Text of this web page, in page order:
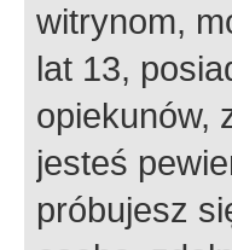
witrynom,
lat 13,
opiekunów,
jesteś
próbujesz